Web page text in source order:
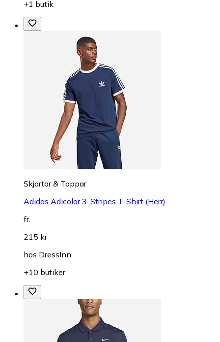
+1 butik
Skjortor & Toppar
Adidas Adicolor 3-Stripes T-Shirt (Herr)
fr.
215 kr
hos DressInn
+10 butiker